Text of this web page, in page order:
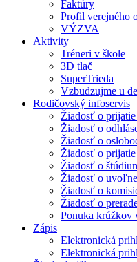
Faktúry
Profil verejného
VÝZVA
Aktivity
Tréneri v škole
3D tlač
SuperTrieda
Vzbudzujme u
Rodičovský infoservis
Žiadosť o
Žiadosť o
Žiadosť o
Žiadosť o
Žiadosť o
Žiadosť o
Žiadosť o
Žiadosť o
Ponuka krúžkov
Zápis
Elektronická
Elektronická